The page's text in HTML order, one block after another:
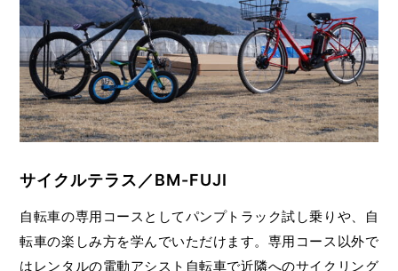
サイクルテラス／BM-FUJI
自転車の専用コースとしてパンプトラック試し乗りや、自
転車の楽しみ方を学んでいただけます。専用コース以外で
はレンタルの電動アシスト自転車で近隣へのサイクリング